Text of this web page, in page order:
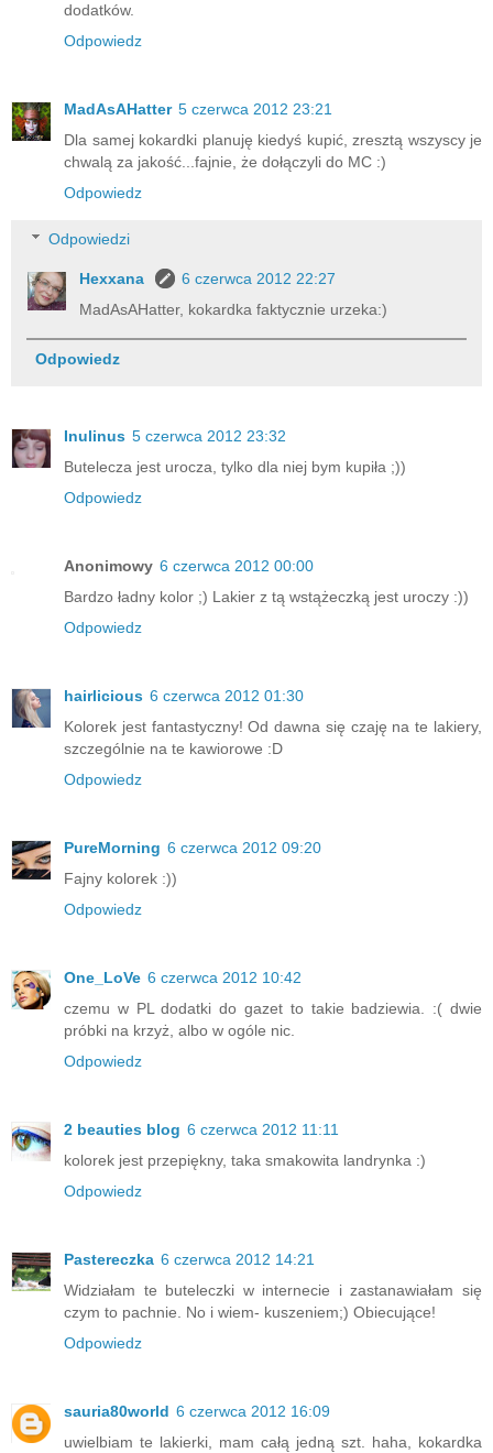
dodatków.
Odpowiedz
MadAsAHatter 5 czerwca 2012 23:21
Dla samej kokardki planuję kiedyś kupić, zresztą wszyscy je
chwalą za jakość...fajnie, że dołączyli do MC :)
Odpowiedz
Odpowiedzi
Hexxana
6 czerwca 2012 22:27
MadAsAHatter, kokardka faktycznie urzeka:)
Odpowiedz
Inulinus 5 czerwca 2012 23:32
Butelecza jest urocza, tylko dla niej bym kupiła ;))
Odpowiedz
Anonimowy 6 czerwca 2012 00:00
Bardzo ładny kolor ;) Lakier z tą wstążeczką jest uroczy :))
Odpowiedz
hairlicious 6 czerwca 2012 01:30
Kolorek jest fantastyczny! Od dawna się czaję na te lakiery,
szczególnie na te kawiorowe :D
Odpowiedz
PureMorning 6 czerwca 2012 09:20
Fajny kolorek :))
Odpowiedz
One_LoVe 6 czerwca 2012 10:42
czemu w PL dodatki do gazet to takie badziewia. :( dwie
próbki na krzyż, albo w ogóle nic.
Odpowiedz
2 beauties blog 6 czerwca 2012 11:11
kolorek jest przepiękny, taka smakowita landrynka :)
Odpowiedz
Pastereczka 6 czerwca 2012 14:21
Widziałam te buteleczki w internecie i zastanawiałam się
czym to pachnie. No i wiem- kuszeniem;) Obiecujące!
Odpowiedz
sauria80world 6 czerwca 2012 16:09
uwielbiam te lakierki, mam całą jedną szt. haha, kokardka